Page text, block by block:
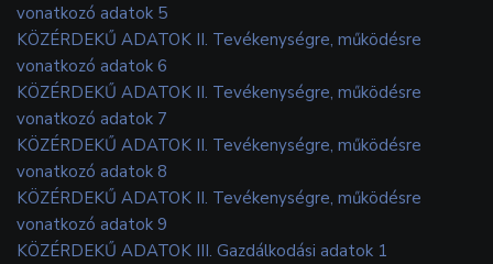
vonatkozó adatok 5
KÖZÉRDEKŰ ADATOK II. Tevékenységre, működésre
vonatkozó adatok 6
KÖZÉRDEKŰ ADATOK II. Tevékenységre, működésre
vonatkozó adatok 7
KÖZÉRDEKŰ ADATOK II. Tevékenységre, működésre
vonatkozó adatok 8
KÖZÉRDEKŰ ADATOK II. Tevékenységre, működésre
vonatkozó adatok 9
KÖZÉRDEKŰ ADATOK III. Gazdálkodási adatok 1